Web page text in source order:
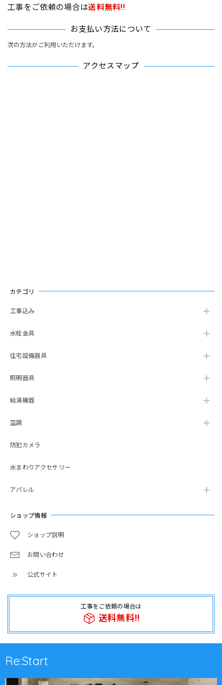
カテゴリ
工事込み
水栓金具
住宅設備器具
照明器具
給湯機器
空調
防犯カメラ
水まわりアクセサリー
アパレル
ショップ情報
ショップ説明
お問い合わせ
公式サイト
工事をご依頼の場合は
送料無料!!
工事をご依頼の場合は送料無料!!
お支払い方法について
次の方法がご利用いただけます。
アクセスマップ
Re:Start